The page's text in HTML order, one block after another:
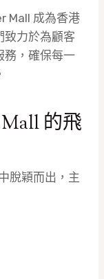
Mall 成為香港
致力於為顧客
務，確保每一
的飛
脫穎而出，主